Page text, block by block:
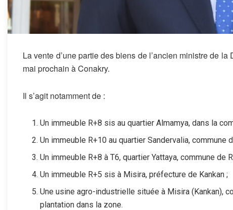
La vente d’une partie des biens de l’ancien ministre de
mai prochain à Conakry.
Il s’agit notamment de :
Un immeuble R+8 sis au quartier Almamya, dans la
Un immeuble R+10 au quartier Sandervalia, commune
Un immeuble R+8 à T6, quartier Yattaya, commune de
Un immeuble R+5 sis à Misira, préfecture de Kankan ;
Une usine agro-industrielle située à Misira (Kankan),
plantation dans la zone.